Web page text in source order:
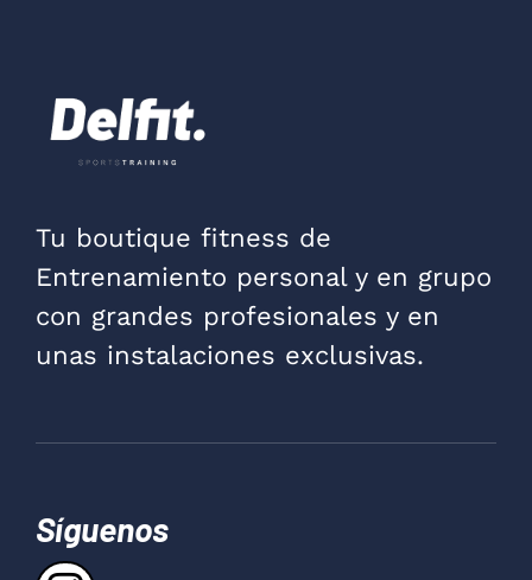
Tu boutique fitness de
Entrenamiento personal y en grupo
con grandes profesionales y en
unas instalaciones exclusivas.
Síguenos